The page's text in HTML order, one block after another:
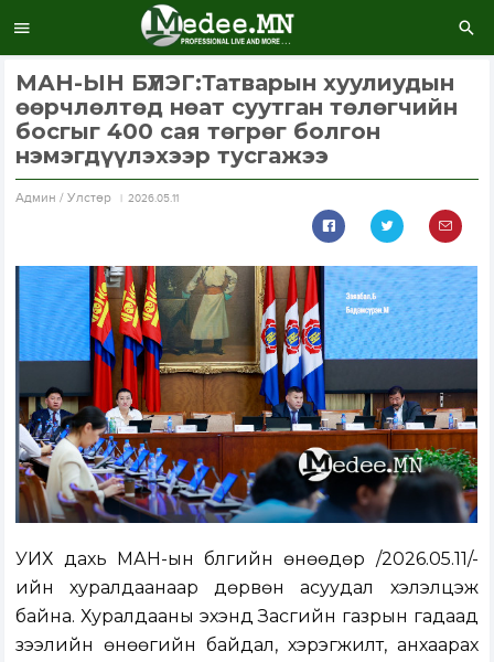
МАН-ЫН БҮЛЭГ:Татварын хуулиудын
өөрчлөлтөд нөат суутган төлөгчийн
босгыг 400 сая төгрөг болгон
нэмэгдүүлэхээр тусгажээ
Aдмин / Улстөр 2026.05.11
УИХ дахь МАН-ын бүлгийн өнөөдөр /2026.05.11/-
ийн хуралдаанаар дөрвөн асуудал хэлэлцэж
байна. Хуралдааны эхэнд Засгийн газрын гадаад
зээлийн өнөөгийн байдал, хэрэгжилт, анхаарах